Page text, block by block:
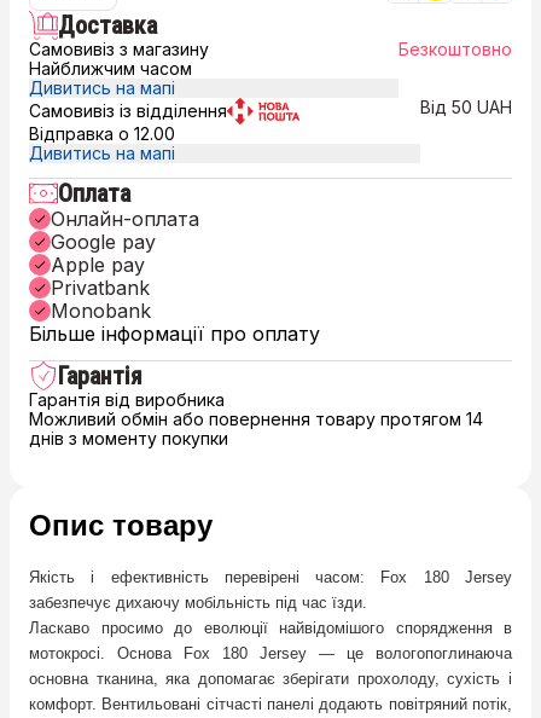
Доставка
Самовивіз з магазину
Найближчим часом
Дивитись на мапі
Безкоштовно
Самовивіз із відділення
Відправка о 12.00
Дивитись на мапі
Від 50 UAH
Оплата
Онлайн-оплата
Google pay
Apple pay
Privatbank
Monobank
Більше інформації про оплату
Гарантія
Гарантія від виробника
Можливий обмін або повернення товару протягом 14
днів з моменту покупки
Опис товару
Якість і ефективність перевірені часом: Fox 180 Jersey
забезпечує дихаючу мобільність під час їзди.
Ласкаво просимо до еволюції найвідомішого спорядження в
мотокросі. Основа Fox 180 Jersey — це вологопоглинаюча
основна тканина, яка допомагає зберігати прохолоду, сухість і
комфорт. Вентильовані сітчасті панелі додають повітряний потік,